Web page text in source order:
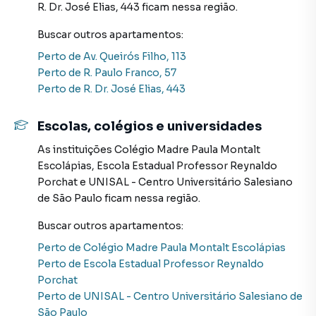
Agende uma visita e descubra todas as vantagens deste
apartamento em Alto da Lapa. Uma moradia que irá
superar suas expectativas.
Alto da Lapa, em São Paulo. Não encontrou o que
procurava ou deseja mais informações sobre
Apartamento em São Paulo? Entre em contato com nossa
equipe pelo telefone (11) 96351-0116.
apartamentos, casas residenciais e comerciais, sobrados,
terrenos, lojas e barracões para venda ou locação, além de
empreendimentos em construção ou lançamentos na
planta em Alto da Lapa e em outras regiões de São Paulo.
Aqui você encontra milhares de ofertas para encontrar o
imóvel que mais combina com seu estilo de vida.
R. Dr. José Elias, 443 ficam nessa região.
Buscar outros apartamentos:
Perto de Av. Queirós Filho, 113
Perto de R. Paulo Franco, 57
Perto de R. Dr. José Elias, 443
Escolas, colégios e universidades
As instituições Colégio Madre Paula Montalt
Escolápias, Escola Estadual Professor Reynaldo
Porchate UNISAL - Centro Universitário Salesiano
de São Paulo ficam nessa região.
Buscar outros apartamentos:
Perto de Colégio Madre Paula Montalt Escolápias
Perto de Escola Estadual Professor Reynaldo
Porchat
Perto de UNISAL - Centro Universitário Salesiano de
São Paulo